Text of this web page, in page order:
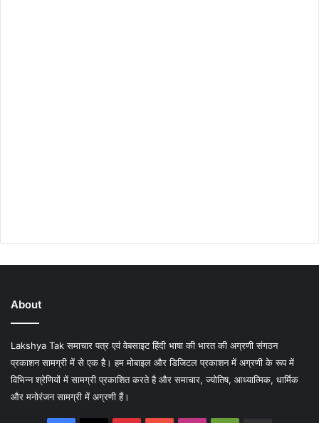
About
Lakshya Tak समाचार पत्र एवं वेबसाइट हिंदी भाषा की भारत की अग्रणी संगठन
प्रकाशन सामग्री में से एक है। हम मोबाइल और डिजिटल प्रकाशन में अग्रणी के रूप में
विभिन्न श्रेणियों में सामग्री प्रकाशित करते है और समाचार, ज्योतिष, आध्यात्मिक, धार्मिक
और मनोरंजन सामग्री में अग्रणी हैं।